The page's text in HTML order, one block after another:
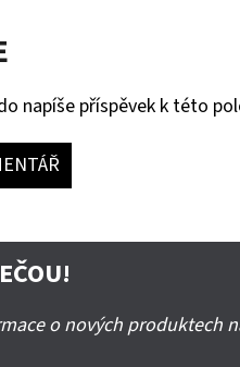
napíše příspěvek k této
o nových produktech